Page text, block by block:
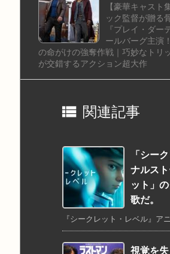
【豪華キャスト
ック監督が贈る
『プレイ・ダー
ールバーグ主演
の命がけの強奪作戦｜巧妙なトリ
が交錯するアクション超大作
 関連記事
「シー
ナルス
ット」
歌だ。
『シークレット・レベル』
視覚を